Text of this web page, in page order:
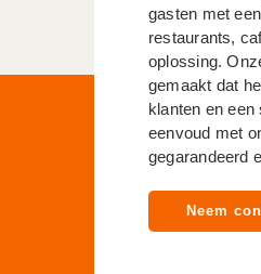
gasten met
restaurants,
oplossing.
gemaakt dat
klanten en
eenvoud met
gegarandeerd
Neem